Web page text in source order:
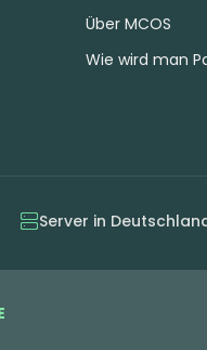
Über MCOS
Wie wird man
Server in